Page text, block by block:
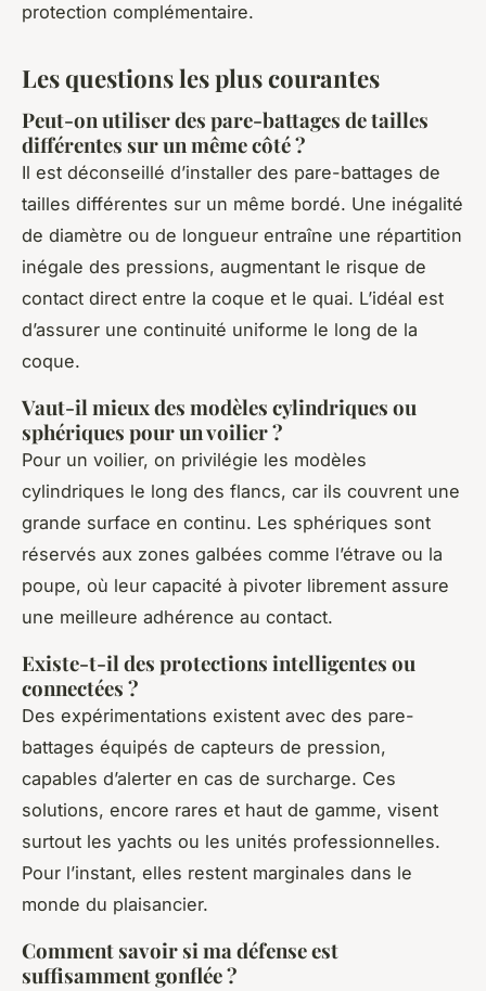
protection complémentaire.
Les questions les plus courantes
Peut-on utiliser des pare-battages de tailles
différentes sur un même côté ?
Il est déconseillé d’installer des pare-battages de
tailles différentes sur un même bordé. Une inégalité
de diamètre ou de longueur entraîne une répartition
inégale des pressions, augmentant le risque de
contact direct entre la coque et le quai. L’idéal est
d’assurer une continuité uniforme le long de la
coque.
Vaut-il mieux des modèles cylindriques ou
sphériques pour un voilier ?
Pour un voilier, on privilégie les modèles
cylindriques le long des flancs, car ils couvrent une
grande surface en continu. Les sphériques sont
réservés aux zones galbées comme l’étrave ou la
poupe, où leur capacité à pivoter librement assure
une meilleure adhérence au contact.
Existe-t-il des protections intelligentes ou
connectées ?
Des expérimentations existent avec des pare-
battages équipés de capteurs de pression,
capables d’alerter en cas de surcharge. Ces
solutions, encore rares et haut de gamme, visent
surtout les yachts ou les unités professionnelles.
Pour l’instant, elles restent marginales dans le
monde du plaisancier.
Comment savoir si ma défense est
suffisamment gonflée ?